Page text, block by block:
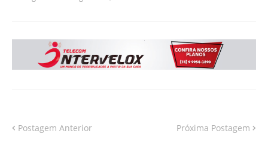
Postagem Anterior Próxima Postagem